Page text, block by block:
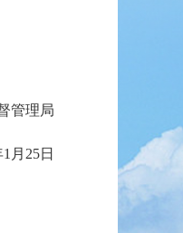
管理局
月25日